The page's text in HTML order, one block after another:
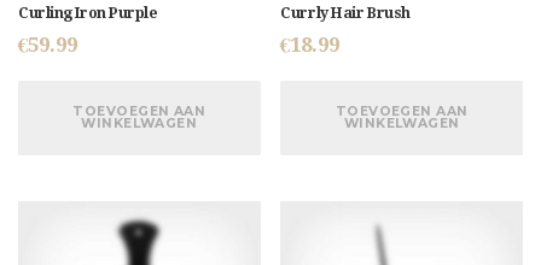
Curling Iron Purple
€59.99
TOEVOEGEN AAN
WINKELWAGEN
Currly Hair Brush
€18.99
TOEVOEGEN AAN
WINKELWAGEN